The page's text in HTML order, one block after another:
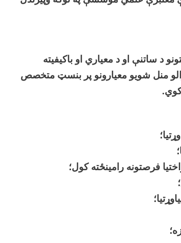
د ساتنې او د معیاري او باکیفیته
منل شویو معیارونو پر بنسټ متخصص
کوي.
فرصتونه رامینځته کول؛